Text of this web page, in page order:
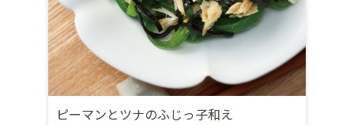
ピーマンとツナのふじっ子和え